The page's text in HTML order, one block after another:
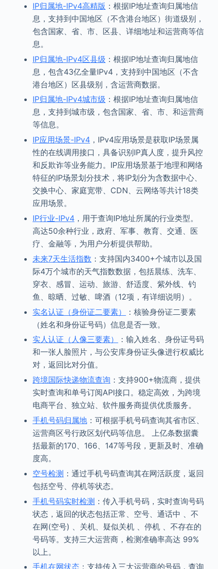
IP归属地-IPv4高精版 ：根据IP地址查询归属地信
息，支持到中国地区（不含港台地区）街道级别，
包含国家、省、市、区县、详细地址和运营商等信
息。
IP归属地-IPv4区县级 ：根据IP地址查询归属地信
息，包含43亿全量IPv4，支持到中国地区（不含
港台地区）区县级别，含运营商数据。
IP归属地-IPv4城市级 ：根据IP地址查询归属地信
息，支持到城市级，包含国家、省、市、和运营商
等信息。
IP应用场景-IPv4，IPv4应用场景是获取IP场景属
性的在线调用接口，具备识别IP真人度，提升风控
和反欺诈等业务能力。IP应用场景基于地理和网络
特征的IP场景划分技术，将IP划分为含数据中心、
交换中心、家庭宽带、CDN、云网络等共计18类
应用场景。
IP行业-IPv4，用于查询IP地址所属的行业类型。
高达50余种行业，政府、军事、教育、交通、医
疗、金融等，为用户分析提供帮助。
未来7天生活指数 ：支持国内3400+个城市以及国
际4万个城市的天气指数数据，包括晨练、洗车、
穿衣、感冒、运动、旅游、舒适度、紫外线、钓
鱼、晾晒、过敏、啤酒（12项，有详细说明）。
实名认证（身份证二要素）
：核验身份证二要素
（姓名和身份证号码）信息是否一致。
实人认证（人像三要素）
：输入姓名、身份证号码
和一张人脸照片，与公安库身份证头像进行权威比
对，返回比对分值。
跨境国际快递物流查询 ：支持900+物流商，提供
实时查询和单号订阅API接口。稳定高效，为跨境
电商平台、独立站、软件服务商提供优质服务。
手机号码归属地：可根据手机号码查询其省市区、
运营商区号行政区划代码等信息。 上亿条数据囊
括最新的170、166、147等号段，更新及时、准确
度高。
空号检测 ：通过手机号码查询其在网活跃度，返回
包括空号、停机等状态。
手机号码实时检测 ：传入手机号码，实时查询号码
状态，返回的状态包括正常、空号、通话中 、不
在网(空号) 、关机、疑似关机 、停机 、不存在的
号码等。支持三大运营商，检测准确率高达 99%
以上。
手机在网状态：支持传入三大运营商的号码，查询